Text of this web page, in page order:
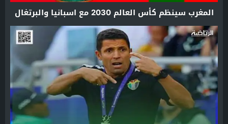
المغرب سينظم كأس العالم 2030 مع اسبانيا والبرتغال